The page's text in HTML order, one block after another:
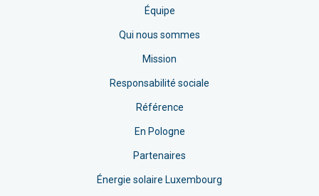
Équipe
Qui nous sommes
Mission
Responsabilité sociale
Référence
En Pologne
Partenaires
Énergie solaire Luxembourg